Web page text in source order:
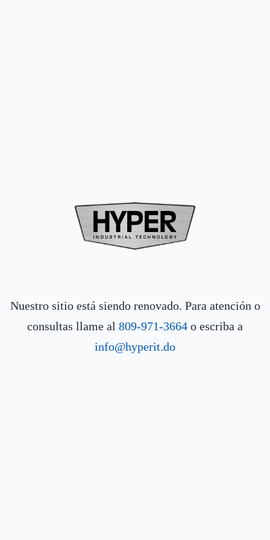
Nuestro sitio está siendo renovado. Para atención o
consultas llame al 809-971-3664 o escriba a
info@hyperit.do